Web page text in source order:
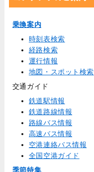
乗換案内
時刻表検索
経路検索
運行情報
地図・スポット検索
交通ガイド
鉄道駅情報
鉄道路線情報
路線バス情報
高速バス情報
空港連絡バス情報
全国空港ガイド
季節特集